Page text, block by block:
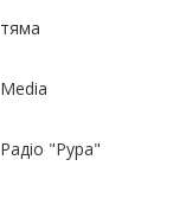
тяма
Media
Радіо "Рура"